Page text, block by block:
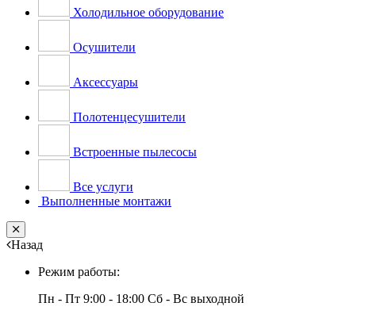
Холодильное оборудование
Осушители
Аксессуары
Полотенцесушители
Встроенные пылесосы
Все услуги
Выполненные монтажи
Close
Назад
Режим работы:
Пн - Пт 9:00 - 18:00 Сб - Вс выходной